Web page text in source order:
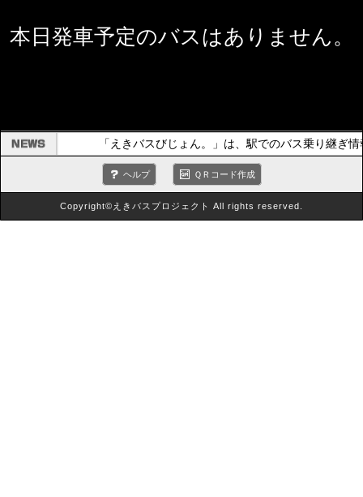
本日発車予定のバスはありません。
「えきバスびじょん。」は、駅でのバス乗り継ぎ
ヘルプ ＱＲコード作成
Copyright©えきバスプロジェクト All rights reserved.